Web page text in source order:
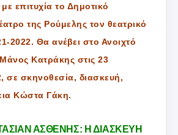
επιτυχία το Δημοτικό
της Ρούμελης τον θεατρικό
2022. Θα ανέβει στο Ανοιχτό
Κατράκης στις 23
σε σκηνοθεσία, διασκευή,
Κώστα Γάκη.
ΑΣΘΕΝΗΣ: Η ΔΙΑΣΚΕΥΗ